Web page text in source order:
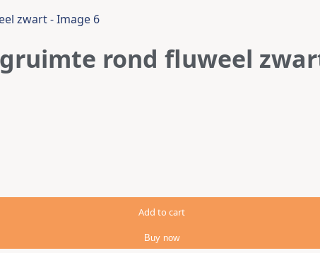
rond fluweel
Add to cart
Buy now